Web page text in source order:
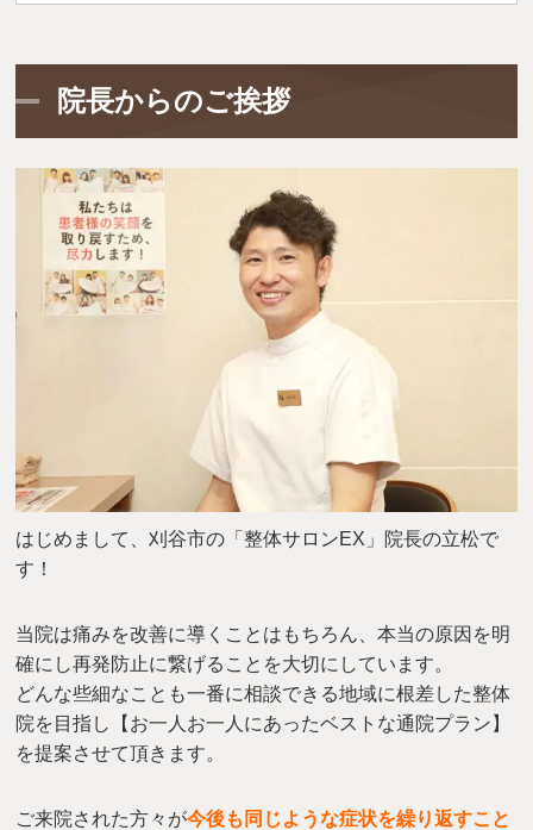
院長からのご挨拶
はじめまして、刈谷市の「整体サロンEX」院長の立松で
す！
当院は痛みを改善に導くことはもちろん、本当の原因を明
確にし再発防止に繋げることを大切にしています。
どんな些細なことも一番に相談できる地域に根差した整体
院を目指し【お一人お一人にあったベストな通院プラン】
を提案させて頂きます。
ご来院された方々が今後も同じような症状を繰り返すこと